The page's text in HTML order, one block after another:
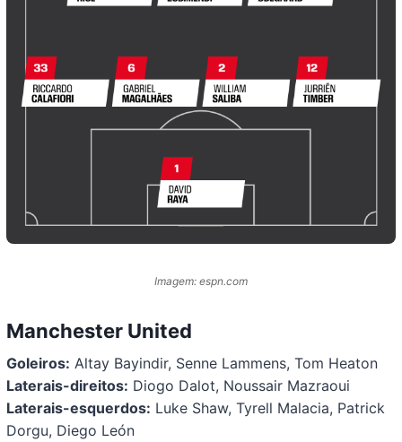
Imagem: espn.com
Manchester United
Goleiros: Altay Bayindir, Senne Lammens, Tom Heaton
Laterais-direitos: Diogo Dalot, Noussair Mazraoui
Laterais-esquerdos: Luke Shaw, Tyrell Malacia, Patrick
Dorgu, Diego León